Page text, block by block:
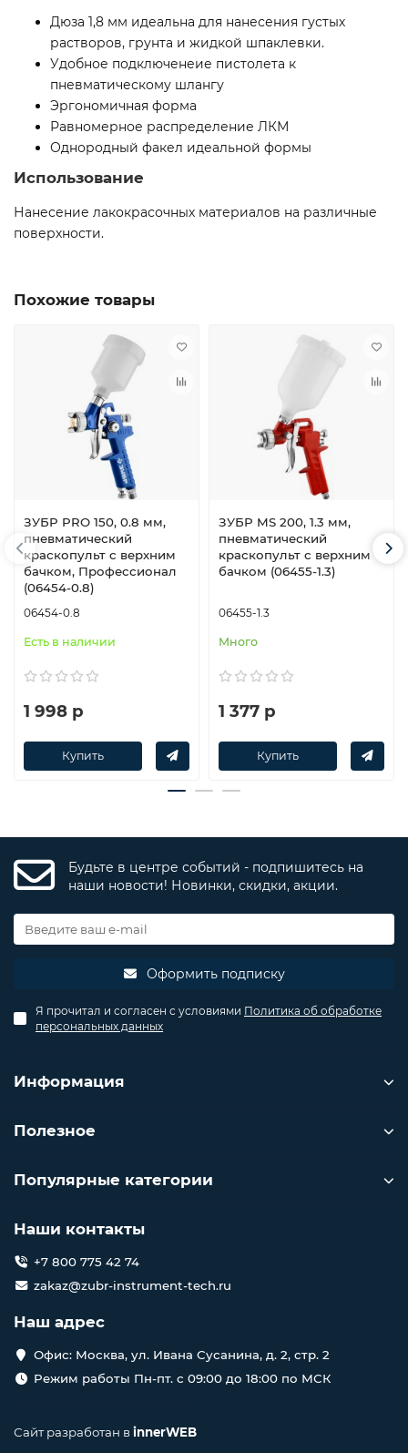
Дюза 1,8 мм идеальна для нанесения густых
растворов, грунта и жидкой шпаклевки.
Удобное подключенеие пистолета к
пневматическому шлангу
Эргономичная форма
Равномерное распределение ЛКМ
Однородный факел идеальной формы
Использование
Нанесение лакокрасочных материалов на различные
поверхности.
Похожие товары
ЗУБР PRO 150, 0.8 мм,
пневматический
краскопульт с верхним
бачком, Профессионал
(06454-0.8)
06454-0.8
Есть в наличии
1 998 р
Купить
ЗУБР MS 200, 1.3 мм,
пневматический
краскопульт с верхним
бачком (06455-1.3)
06455-1.3
Много
1 377 р
Купить
Будьте в центре событий - подпишитесь на
наши новости! Новинки, скидки, акции.
Оформить подписку
Я прочитал и согласен с условиями Политика об обработке
персональных данных
Информация
Полезное
Популярные категории
Наши контакты
+7 800 775 42 74
zakaz@zubr-instrument-tech.ru
Наш адрес
Офис: Москва, ул. Ивана Сусанина, д. 2, стр. 2
Режим работы Пн-пт. с 09:00 до 18:00 по МСК
Сайт разработан вinnerWEB